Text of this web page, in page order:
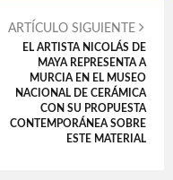
ARTÍCULO SIGUIENTE
EL ARTISTA NICOLÁS DE
MAYA REPRESENTA A
MURCIA EN EL MUSEO
NACIONAL DE CERÁMICA
CON SU PROPUESTA
CONTEMPORÁNEA SOBRE
ESTE MATERIAL